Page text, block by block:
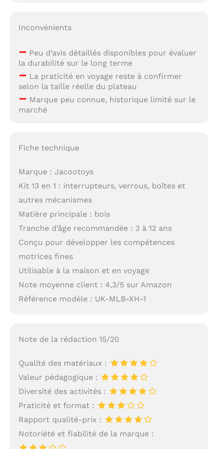
Inconvénients
– Peu d’avis détaillés disponibles pour évaluer
la durabilité sur le long terme
– La praticité en voyage reste à confirmer
selon la taille réelle du plateau
– Marque peu connue, historique limité sur le
marché
Fiche technique
Marque : Jacootoys
Kit 13 en 1 : interrupteurs, verrous, boîtes et
autres mécanismes
Matière principale : bois
Tranche d’âge recommandée : 3 à 12 ans
Conçu pour développer les compétences
motrices fines
Utilisable à la maison et en voyage
Note moyenne client : 4,3/5 sur Amazon
Référence modèle : UK-MLB-XH-1
Note de la rédaction 15/20
Qualité des matériaux :
Valeur pédagogique :
Diversité des activités :
Praticité et format :
Rapport qualité-prix :
Notoriété et fiabilité de la marque :